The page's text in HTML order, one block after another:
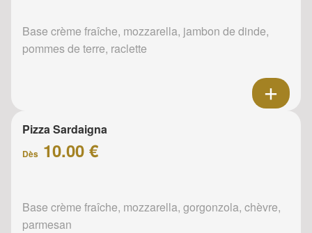
Base crème fraîche, mozzarella, jambon de dinde,
pommes de terre, raclette
Pizza Sardaigna
Dès 10.00 €
Base crème fraîche, mozzarella, gorgonzola, chèvre,
parmesan